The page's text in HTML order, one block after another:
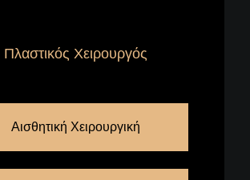
Πλαστικός Χειρουργός
Αισθητική Χειρουργική